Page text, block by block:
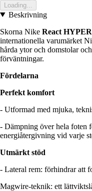
Loading...
Beskrivning
Skorna Nike React
internationella varumärket
hårda ytor och domstolar
förväntningar.
Fördelarna
Perfekt komfort
- Utformad med mjuka,
- Dämpning över hela foten
energiåtergivning vid varje
Utmärkt stöd
- Lateral rem: förhindrar att
Magwire-teknik: ett